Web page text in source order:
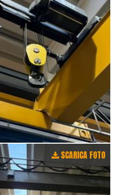
SCARICA FOTO